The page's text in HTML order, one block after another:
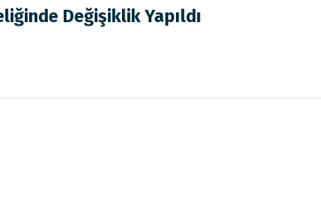
Değişiklik Yapıldı